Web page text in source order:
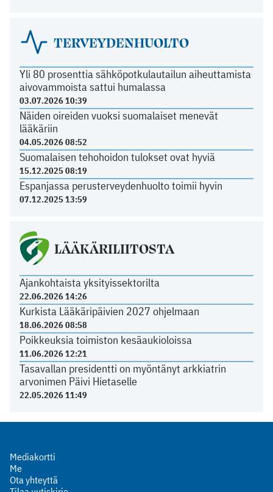
TERVEYDENHUOLTO
Yli 80 prosenttia sähköpotkulautailun aiheuttamista
aivovammoista sattui humalassa
03.07.2026 10:39
Näiden oireiden vuoksi suomalaiset menevät
lääkäriin
04.05.2026 08:52
Suomalaisen tehohoidon tulokset ovat hyviä
15.12.2025 08:19
Espanjassa perusterveydenhuolto toimii hyvin
07.12.2025 13:59
LÄÄKÄRILIITOSTA
Ajankohtaista yksityissektorilta
22.06.2026 14:26
Kurkista Lääkäripäivien 2027 ohjelmaan
18.06.2026 08:58
Poikkeuksia toimiston kesäaukioloissa
11.06.2026 12:21
Tasavallan presidentti on myöntänyt arkkiatrin
arvonimen Päivi Hietaselle
22.05.2026 11:49
Mediakortti
Me
Ota yhteyttä